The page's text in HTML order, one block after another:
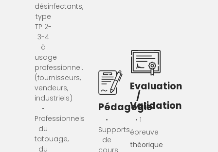
désinfectants,
type
TP 2-
3-4
à
usage
professionnel.
(fournisseurs,
vendeurs,
industriels)
•
Professionnels
du
tatouage,
du
Pédagogie
•
Supports
de
cours
Evaluation
/
Validation
• 1
épreuve
théorique